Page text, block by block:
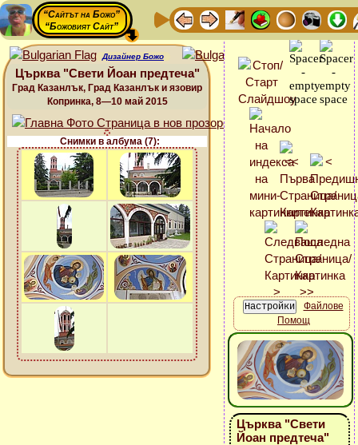
“Сайтът на Божо”
“Божовият Сайт”
Дизайнер Божо
Църква "Свети Йоан предтеча"
Град Казанлък, Град Казанлък и язовир
Копринка, 8—10 май 2015
Снимки в албума (7):
Файлове
Помощ
Църква "Свети
Йоан предтеча"